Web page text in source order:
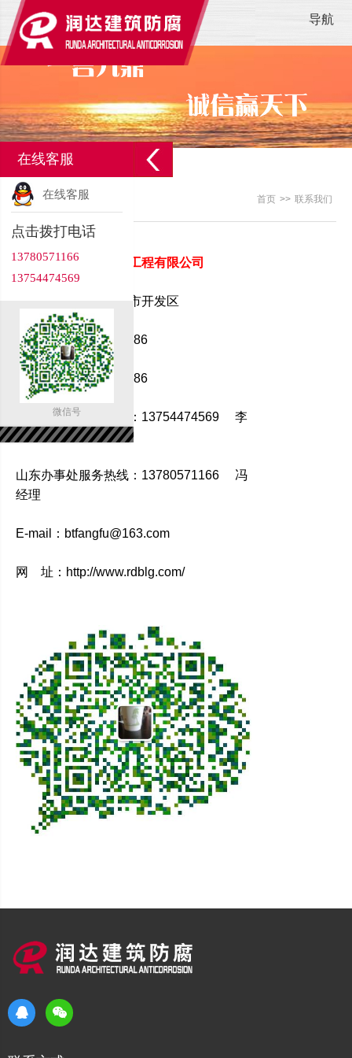
导航
联系我们/ About us 首页 >> 联系我们
泊头市润达建筑防腐工程有限公司
地 址：河北省泊头市开发区
电 话：0317-8265586
传 真：0317-8265586
河北办事处服务热线：13754474569 李
经理
山东办事处服务热线：13780571166 冯
经理
E-mail：btfangfu@163.com
网 址：http://www.rdblg.com/
在线客服
在线客服
点击拨打电话
13780571166
13754474569
微信号